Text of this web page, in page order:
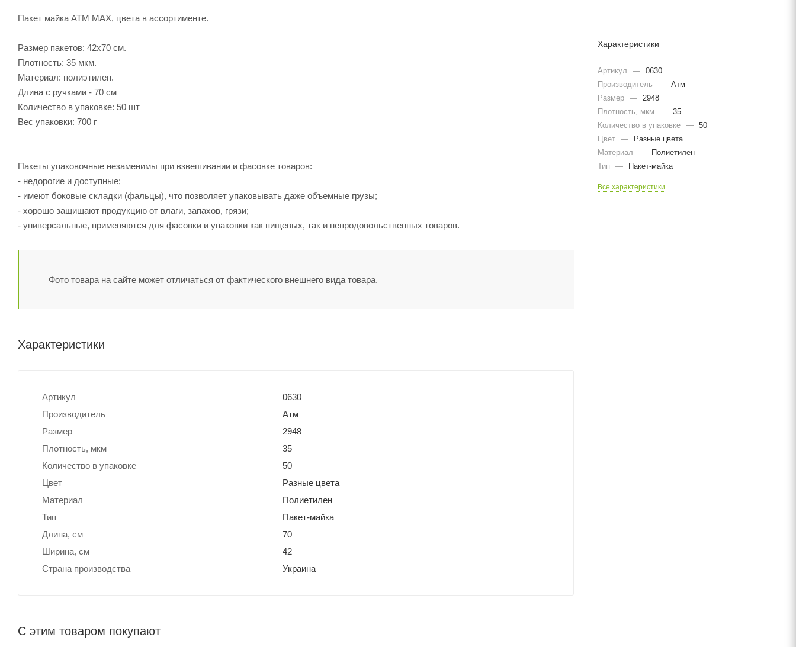
Пакет майка АТМ МАХ, цвета в ассортименте.
Размер пакетов: 42х70 см.
Плотность: 35 мкм.
Материал: полиэтилен.
Длина с ручками - 70 см
Количество в упаковке: 50 шт
Вес упаковки: 700 г
Пакеты упаковочные незаменимы при взвешивании и фасовке товаров:
- недорогие и доступные;
- имеют боковые складки (фальцы), что позволяет упаковывать даже объемные грузы;
- хорошо защищают продукцию от влаги, запахов, грязи;
- универсальные, применяются для фасовки и упаковки как пищевых, так и непродовольственных товаров.
Фото товара на сайте может отличаться от фактического внешнего вида товара.
Характеристики
Артикул
0630
Производитель
Атм
Размер
2948
Плотность, мкм
35
Количество в упаковке
50
Цвет
Разные цвета
Материал
Полиетилен
Тип
Пакет-майка
Длина, cм
70
Ширина, cм
42
Страна производства
Украина
С этим товаром покупают
Характеристики
Артикул — 0630
Производитель
— Атм
Размер —
2948
Плотность, мкм
— 35
Количество в упаковке — 50
Цвет —
Разные цвета
Материал
—
Полиетилен
Тип
— Пакет-майка
Все характеристики